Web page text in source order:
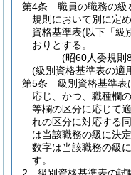
第4条
職員の職務の級
規則において別に定
資格基準表(以下「級
おりとする。
(昭60人委規則
(級別資格基準表の適
第5条
級別資格基準表
応じ、かつ、職種欄
等欄の区分に応じて適
れの区分に対応する
は当該職務の級に決
数字は当該職務の級
す。